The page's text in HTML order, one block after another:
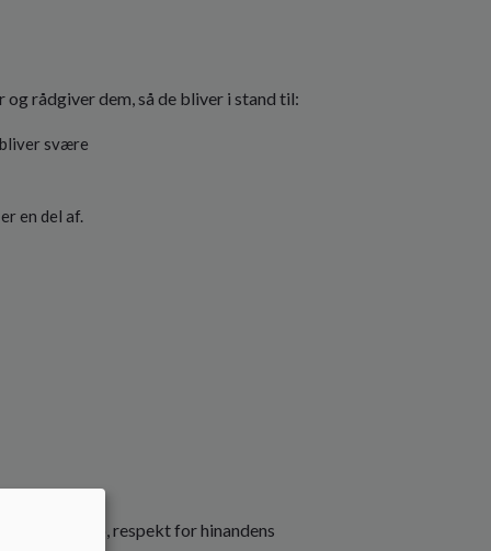
rådgiver dem, så de bliver i stand til:
svære
en del af.
fællesskab, respekt for hinandens